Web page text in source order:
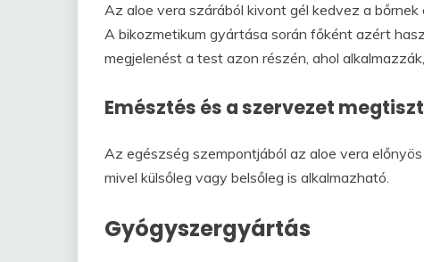
Az aloe vera szárából kivont gél kedvez a bőrnek
A bikozmetikum gyártása során főként azért
megjelenést a test azon részén, ahol
Emésztés és a szervezet
Az egészség szempontjából az aloe vera
mivel külsőleg vagy belsőleg is alkalmazható.
Gyógyszergyártás